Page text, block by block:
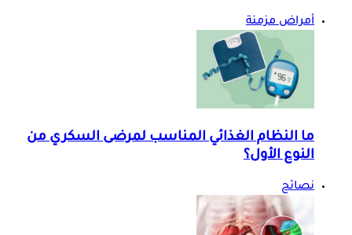
أمراض مزمنة
ما النظام الغذائي المناسب لمرضى السكري من
النوع الأول؟
نصائح